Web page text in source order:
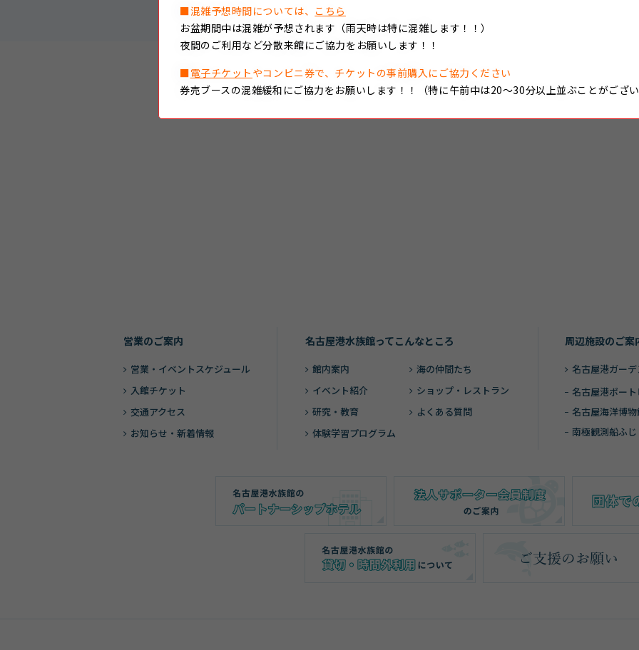
営業のご案内
営業・ イベントスケジュール
入館チケット
交通アクセス
お知らせ・新着情報
名古屋港水族館ってこんなところ
館内案内
海の仲間たち
イベント紹介
ショップ・レストラン
研究・教育
よくある質問
体験学習プログラム
周辺施設のご案
名古屋港ガー
名古屋港ポート
名古屋海洋博
南極観測船ふじ
■混雑予想時間については、 こちら
お盆期間中は混雑が予想されます（雨天時は特に混雑します！！）
夜間のご利用など分散来館にご協力をお願いします！！
■電子チケット やコンビニ券で、チケットの事前購入にご協力ください
券売ブースの混雑緩和にご協力をお願いします！！（特に午前中は20～30分以上並ぶことがござい